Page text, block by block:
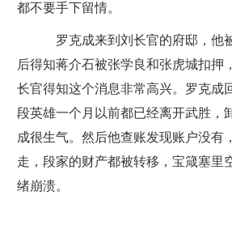
都不要手下留情。
罗克成来到刘长官的府邸，他
后得知蒋介石被张学良和张虎城扣押
长官得知这个消息非常高兴。罗克成
段英雄一个月以前都已经离开武胜，
成很生气。然后他查账发现账户没有
走，段家的财产都被转移，宝箴塞里
绪崩溃。